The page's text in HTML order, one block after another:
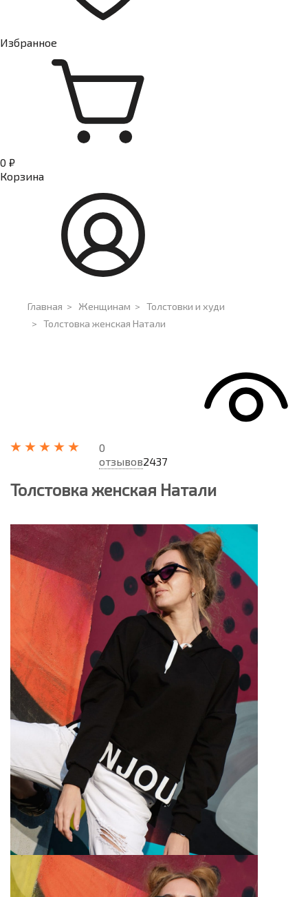
Избранное
0 ₽
Корзина
Главная > Женщинам > Толстовки и худи
> Толстовка женская Натали
0
отзывов2437
Толстовка женская Натали